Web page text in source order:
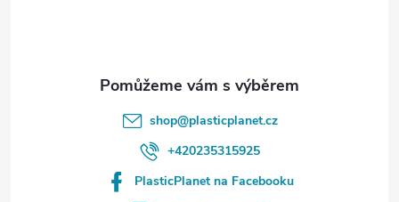
shop@plasticplanet.cz
+420235315925
PlasticPlanet na Facebooku